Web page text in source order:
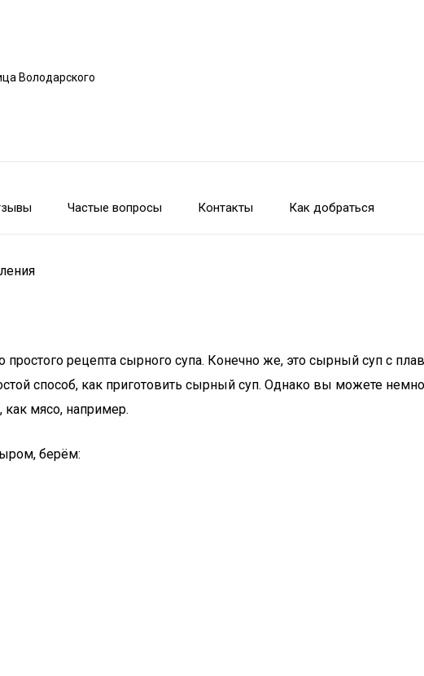
Володарского
Частые вопросы Контакты Как добраться
простого рецепта сырного супа. Конечно же, это сырный суп с
способ, как приготовить сырный суп. Однако вы можете
мясо, например.
берём: